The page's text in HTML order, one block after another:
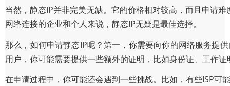
当然，静态IP并非完美无缺。它的价格相对较高，而且申请
网络连接的企业和个人来说，静态IP无疑是最佳选择。
那么，如何申请静态IP呢？第一，你需要向你的网络服务提
用户，你可能需要提供一些额外的证明，比如身份证、工作证
在申请过程中，你可能还会遇到一些挑战。比如，有些ISP可